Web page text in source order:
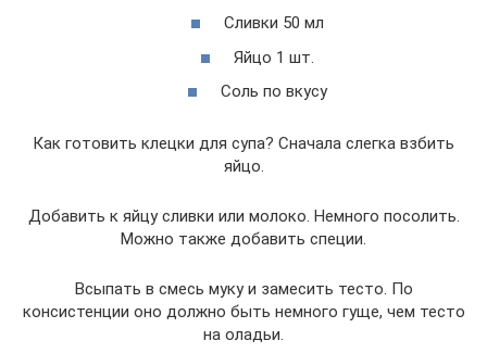
Сливки 50 мл
Яйцо 1 шт.
Соль по вкусу
Как готовить клецки для супа? Сначала слегка взбить
яйцо.
Добавить к яйцу сливки или молоко. Немного посолить.
Можно также добавить специи.
Всыпать в смесь муку и замесить тесто. По
консистенции оно должно быть немного гуще, чем тесто
на оладьи.